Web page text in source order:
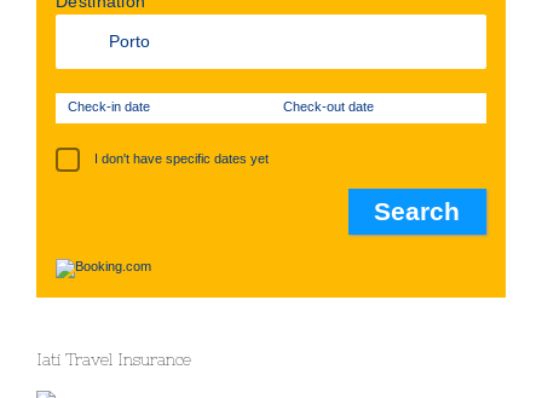
Check-in date Check-out date
I don't have specific dates yet
Iati Travel Insurance